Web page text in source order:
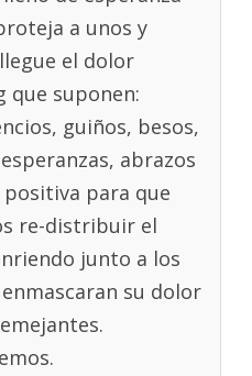
a unos y
el dolor
que suponen:
guiños, besos,
abrazos
para que
re-distribuir el
junto a los
su dolor